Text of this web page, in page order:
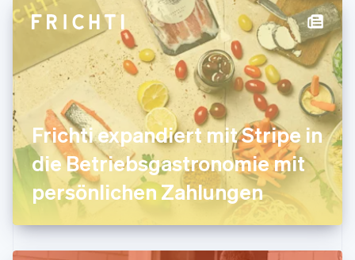
Frichti expandiert mit Stripe in
die Betriebsgastronomie mit
persönlichen Zahlungen
Finnland
EnglishSvenska
Frankreich
Français English
Gibraltar
English
Griechenland
English
Indien
English
Irland
English
Italien
Japan
日本語English